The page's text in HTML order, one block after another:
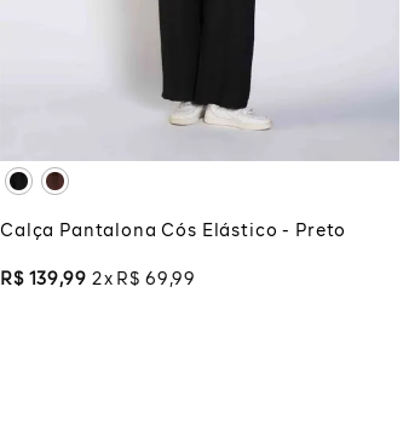
G
ADICIONAR À SACOLA
Calça Pantalona Cós Elástico - Preto
R$ 139,99 2 R$ 69 ,99